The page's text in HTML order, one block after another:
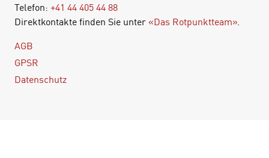
Telefon: +41 44 405 44 88
Direktkontakte finden Sie unter «Das Rotpunktteam»
AGB
GPSR
Datenschutz